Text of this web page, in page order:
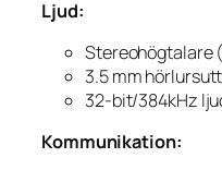
Ljud:
Stereohögtalare
3.5 mm
32-bit/384kHz
Kommunikation: